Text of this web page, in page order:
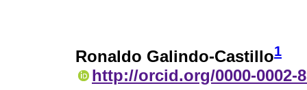
Ronaldo Galindo-Castillo1
http://orcid.org/0000-0002-